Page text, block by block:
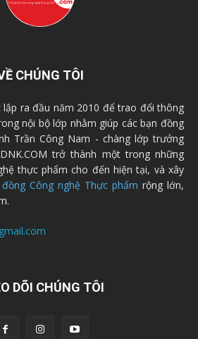
CHÚNG TÔI
ra đầu năm 2010 để trao đổi thông
nội bộ lớp nhằm giúp các bạn đồng
Trần Công Nam - chàng lớp trưởng
trở thành một trong những
thực phẩm cho đến hiện tại, và xây
đồng Công nghệ Thực phẩm rộng lớn,
DÕI CHÚNG TÔI